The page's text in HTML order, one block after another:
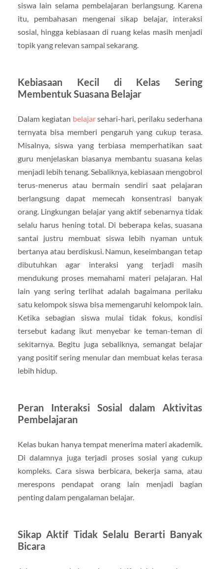
siswa lain selama pembelajaran berlangsung. Karena
itu, pembahasan mengenai sikap belajar, interaksi
sosial, hingga kebiasaan di ruang kelas masih menjadi
topik yang relevan sampai sekarang.
Kebiasaan Kecil di Kelas Sering
Membentuk Suasana Belajar
Dalam kegiatan belajarsehari-hari, perilaku sederhana
ternyata bisa memberi pengaruh yang cukup terasa.
Misalnya, siswa yang terbiasa memperhatikan saat
guru menjelaskan biasanya membantu suasana kelas
menjadi lebih tenang. Sebaliknya, kebiasaan mengobrol
terus-menerus atau bermain sendiri saat pelajaran
berlangsung dapat memecah konsentrasi banyak
orang. Lingkungan belajar yang aktif sebenarnya tidak
selalu harus hening total. Di beberapa kelas, suasana
santai justru membuat siswa lebih nyaman untuk
bertanya atau berdiskusi. Namun, keseimbangan tetap
dibutuhkan agar interaksi yang terjadi masih
mendukung proses memahami materi pelajaran. Hal
lain yang sering terlihat adalah bagaimana perilaku
satu kelompok siswa bisa memengaruhi kelompok lain.
Ketika sebagian siswa mulai tidak fokus, kondisi
tersebut kadang ikut menyebar ke teman-teman di
sekitarnya. Begitu juga sebaliknya, semangat belajar
yang positif sering menular dan membuat kelas terasa
lebih hidup.
Peran Interaksi Sosial dalam Aktivitas
Pembelajaran
Kelas bukan hanya tempat menerima materi akademik.
Di dalamnya juga terjadi proses sosial yang cukup
kompleks. Cara siswa berbicara, bekerja sama, atau
merespons pendapat orang lain menjadi bagian
penting dalam pengalaman belajar.
Sikap Aktif Tidak Selalu Berarti Banyak
Bicara